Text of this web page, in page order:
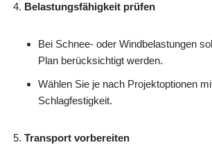
Belastungsfähigkeit prüfen
Bei Schnee- oder Windbelastungen
Plan berücksichtigt werden.
Wählen Sie je nach Projektoptionen
Schlagfestigkeit.
Transport vorbereiten